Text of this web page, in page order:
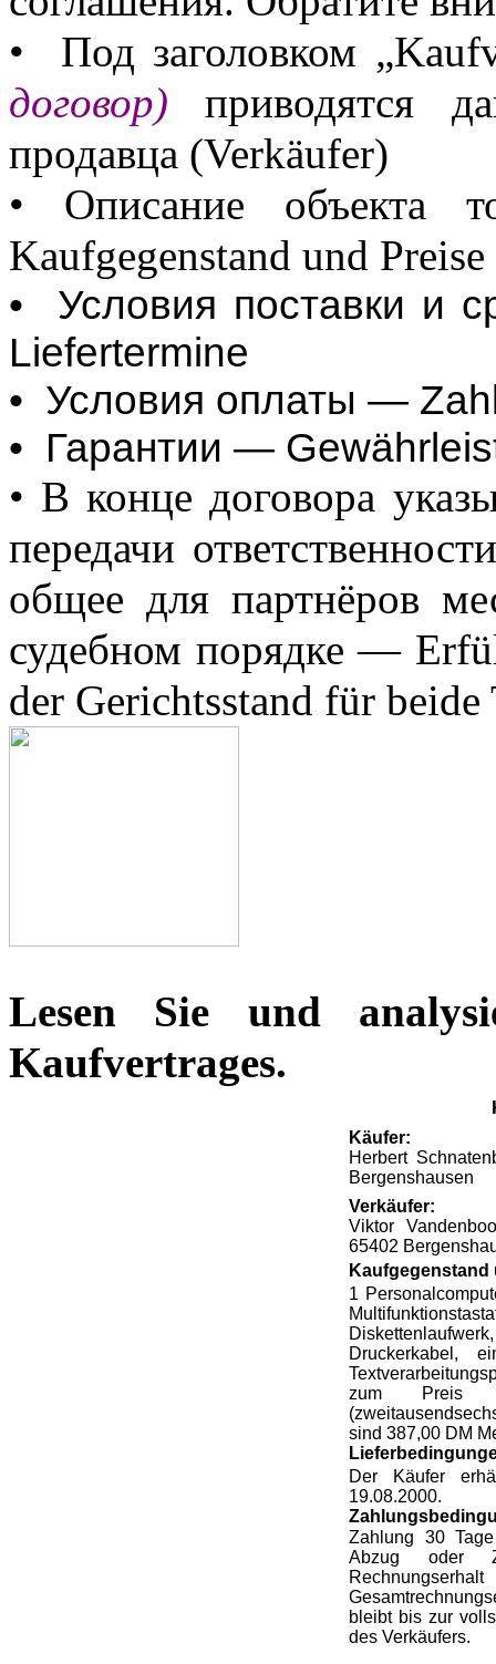
•
Под заголовком „
договор)приводятся
продавца (Verkäufer)
• Описание объекта
Kaufgegenstand und Preise
• Условия поставки и
Liefertermine
• Условия оплаты —
• Гарантии — Gewä
• В конце договора
передачи ответственности
общее для партнёров
судебном порядке —
der Gerichtsstand für beide
Lesen Sie und
Kaufvertrages.
Käufer:
Herbert
Bergenshausen
Verkäufer:
Viktor
65402
Kaufgegenstand
1
Druckerkabel,
zum Preis
sind387,00 DM
Der Käufer erhä
19.08.2000.
Zahlung 30
Abzug oder
bleibt bis zur
des Verkäufers.